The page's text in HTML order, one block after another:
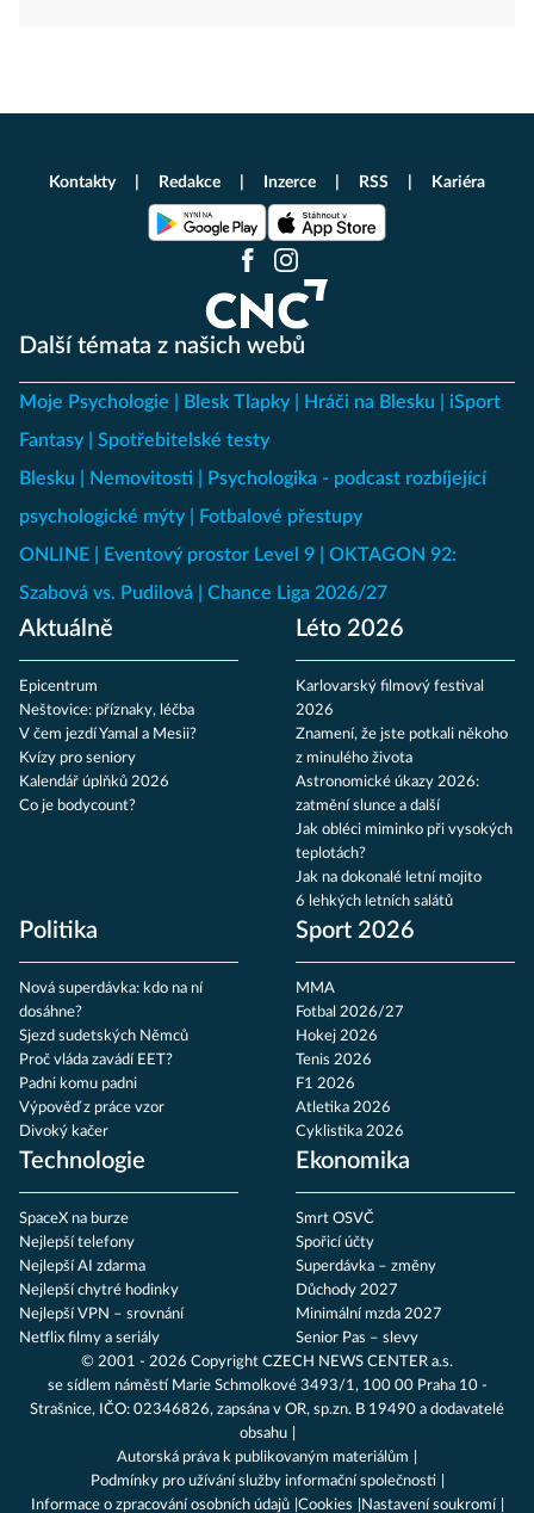
Další témata z našich webů
Moje Psychologie Blesk Tlapky Hráči na Blesku
iSport
Fantasy
Spotřebitelské testy
Blesku
Nemovitosti
Psychologika - podcast rozbíjející
psychologické mýty
Fotbalové přestupy
ONLINE
Eventový prostor Level 9
OKTAGON 92:
Szabová vs. Pudilová
Chance Liga 2026/27
Aktuálně
Epicentrum
Neštovice: příznaky, léčba
V čem jezdí Yamal a Mesii?
Kvízy pro seniory
Kalendář úplňků 2026
Co je bodycount?
Léto 2026
Karlovarský filmový festival
2026
Znamení, že jste potkali někoho
z minulého života
Astronomické úkazy 2026:
zatmění slunce a další
Jak obléci miminko při vysokých
teplotách?
Jak na dokonalé letní mojito
6 lehkých letních salátů
Politika
Nová superdávka: kdo na ní
dosáhne?
Sjezd sudetských Němců
Proč vláda zavádí EET?
Padni komu padni
Výpověď z práce vzor
Divoký kačer
Sport 2026
MMA
Fotbal 2026/27
Hokej 2026
Tenis 2026
F1 2026
Atletika 2026
Cyklistika 2026
Technologie
SpaceX na burze
Nejlepší telefony
Nejlepší AI zdarma
Nejlepší chytré hodinky
Nejlepší VPN – srovnání
Netflix filmy a seriály
Ekonomika
Smrt OSVČ
Spořicí účty
Superdávka – změny
Důchody 2027
Minimální mzda 2027
Senior Pas – slevy
Kontakty Redakce Inzerce RSS Kariéra
© 2001 - 2026 Copyright CZECH NEWS CENTER a.s.
se sídlem náměstí Marie Schmolkové 3493/1, 100 00 Praha 10 -
Strašnice, IČO: 02346826, zapsána v OR, sp.zn. B 19490 a dodavatelé
obsahu
Autorská práva k publikovaným materiálům
Podmínky pro užívání služby informační společnosti
Informace o zpracování osobních údajů Cookies Nastavení soukromí